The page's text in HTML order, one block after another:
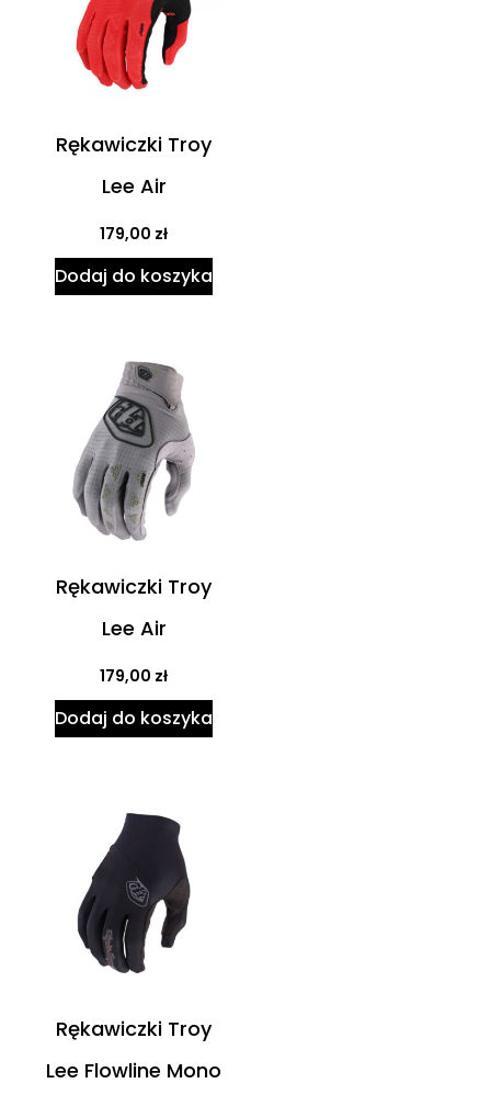
Rękawiczki Troy
Lee Air
179,00 zł
Dodaj do koszyka
Rękawiczki Troy
Lee Air
179,00 zł
Dodaj do koszyka
Rękawiczki Troy
Lee Flowline Mono